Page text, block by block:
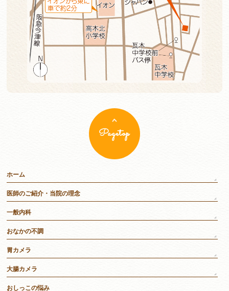
Pagetop
ホーム
医師のご紹介・当院の理念
一般内科
おなかの不調
胃カメラ
大腸カメラ
おしっこの悩み